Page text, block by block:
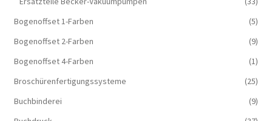
Bogenoffset 1-Farben
(5)
Bogenoffset 2-Farben
(9)
Bogenoffset 4-Farben
(1)
Broschürenfertigungssysteme
(25)
Buchbinderei
(9)